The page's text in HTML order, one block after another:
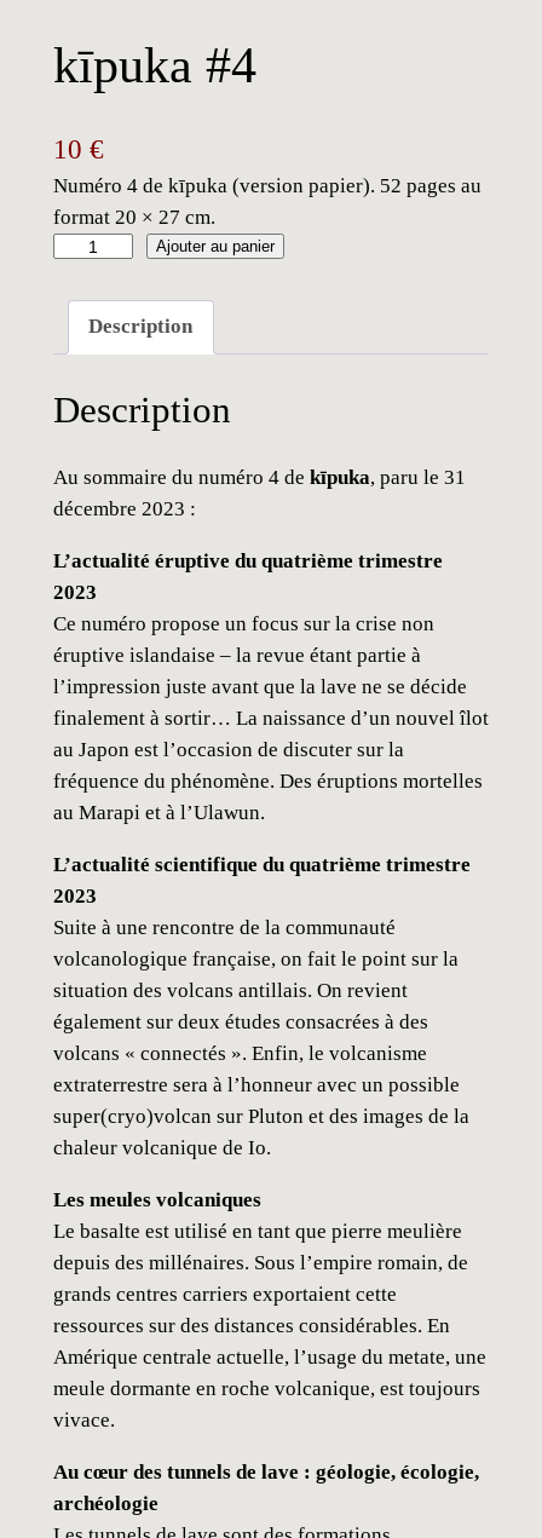
kīpuka #4
10 €
Numéro 4 de kīpuka (version papier). 52 pages au
format 20 × 27 cm.
i
é
d
k
ī
p
u
k
a
#
4
Ajouter au panier
Description
Description
Au sommaire du numéro 4 de kīpuka, paru le 31
décembre 2023 :
L’actualité éruptive du quatrième trimestre
2023
Ce numéro propose un focus sur la crise non
éruptive islandaise – la revue étant partie à
l’impression juste avant que la lave ne se décide
finalement à sortir… La naissance d’un nouvel îlot
au Japon est l’occasion de discuter sur la
fréquence du phénomène. Des éruptions mortelles
au Marapi et à l’Ulawun.
L’actualité scientifique du quatrième trimestre
2023
Suite à une rencontre de la communauté
volcanologique française, on fait le point sur la
situation des volcans antillais. On revient
également sur deux études consacrées à des
volcans « connectés ». Enfin, le volcanisme
extraterrestre sera à l’honneur avec un possible
super(cryo)volcan sur Pluton et des images de la
chaleur volcanique de Io.
Les meules volcaniques
Le basalte est utilisé en tant que pierre meulière
depuis des millénaires. Sous l’empire romain, de
grands centres carriers exportaient cette
ressources sur des distances considérables. En
Amérique centrale actuelle, l’usage du metate, une
meule dormante en roche volcanique, est toujours
vivace.
Au cœur des tunnels de lave : géologie, écologie,
archéologie